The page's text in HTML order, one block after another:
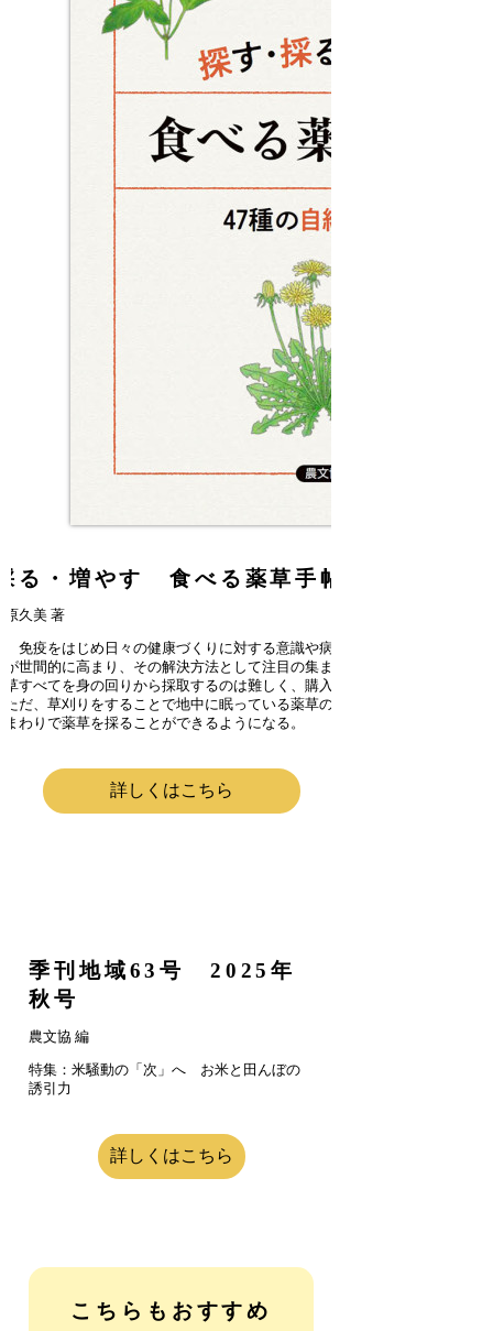
る・増やす 食べる薬草手帖
原久美 著
免疫をはじめ日々の健康づくりに対する意識や病院医療に依存
世間的に高まり、その解決方法として注目の集まる薬草。しか
すべてを身の回りから採取するのは難しく、購入すると高くつ
だ、草刈りをすることで地中に眠っている薬草のタネを発芽さ
わりで薬草を採ることができるようになる。
詳しくはこちら
季刊地域63号 2025年
秋号
農文協 編
特集：米騒動の「次」へ お米と田んぼの
誘引力
詳しくはこちら
こちらもおすすめ